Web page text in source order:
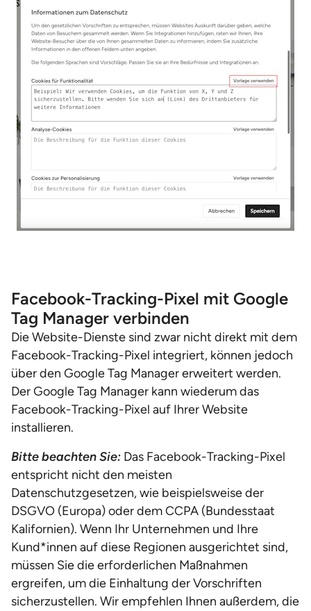
Facebook-Tracking-Pixel mit Google
Tag Manager verbinden
Die Website-Dienste sind zwar nicht direkt mit dem
Facebook-Tracking-Pixel integriert, können jedoch
über den Google Tag Manager erweitert werden.
Der Google Tag Manager kann wiederum das
Facebook-Tracking-Pixel auf Ihrer Website
installieren.
Bitte beachten Sie: Das Facebook-Tracking-Pixel
entspricht nicht den meisten
Datenschutzgesetzen, wie beispielsweise der
DSGVO (Europa) oder dem CCPA (Bundesstaat
Kalifornien). Wenn Ihr Unternehmen und Ihre
Kund*innen auf diese Regionen ausgerichtet sind,
müssen Sie die erforderlichen Maßnahmen
ergreifen, um die Einhaltung der Vorschriften
sicherzustellen. Wir empfehlen Ihnen außerdem, die